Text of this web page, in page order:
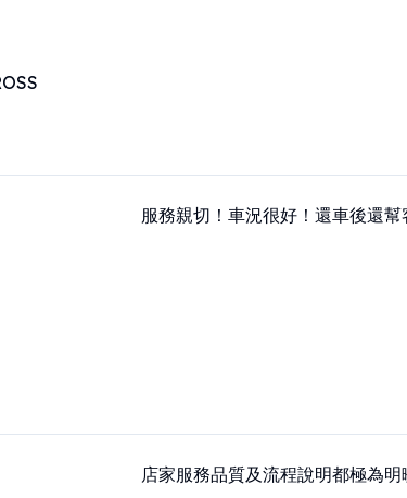
服務親切！車況很好！還車後還幫
店家服務品質及流程說明都極為